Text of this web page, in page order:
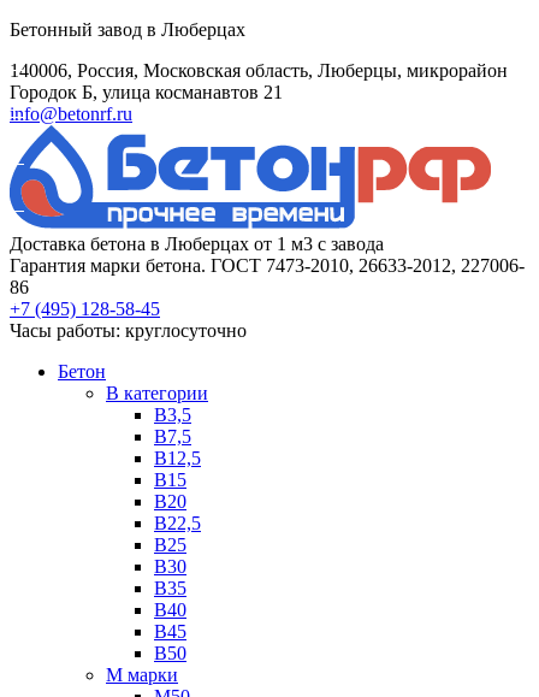
Бетонный завод в Люберцах
140006, Россия, Московская область, Люберцы, микрорайон
Городок Б, улица косманавтов 21
info@betonrf.ru
Доставка бетона в Люберцах от 1 м3 с завода
Гарантия марки бетона. ГОСТ 7473-2010, 26633-2012, 227006-
86
+7 (495) 128-58-45
Часы работы: круглосуточно
Бетон
B категории
B3,5
B7,5
B12,5
B15
B20
B22,5
B25
B30
B35
B40
B45
B50
М марки